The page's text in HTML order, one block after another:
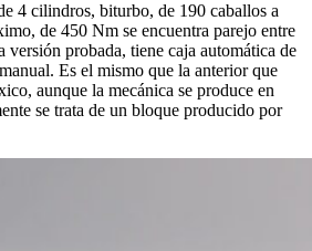
4 cilindros, biturbo, de 190 caballos a
de 450 Nm se encuentra parejo entre
probada, tiene caja automática de
Es el mismo que la anterior que
aunque la mecánica se produce en
se trata de un bloque producido por